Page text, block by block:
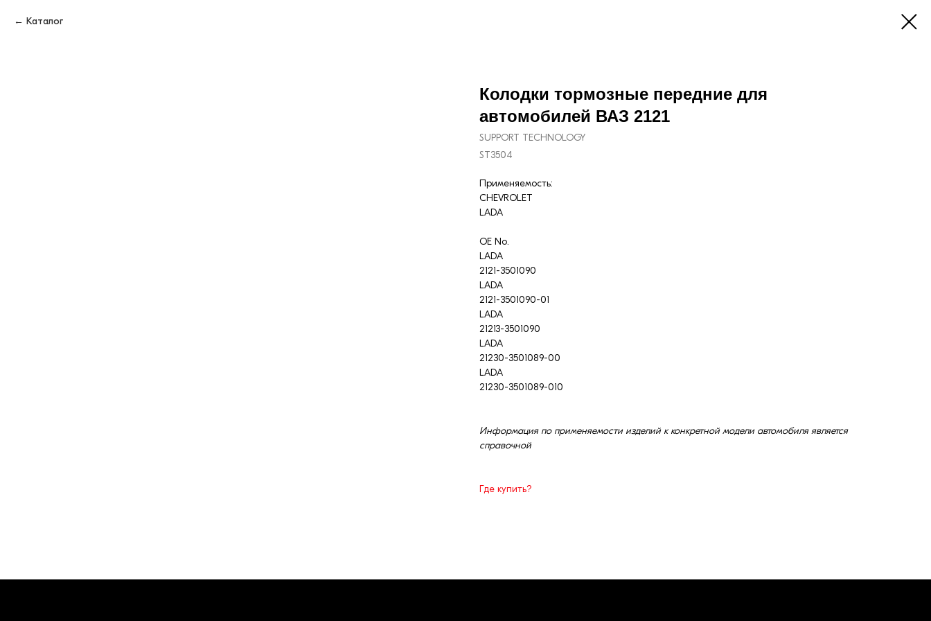
Каталог
Колодки тормозные передние для
автомобилей ВАЗ 2121
SUPPORT TECHNOLOGY
ST3504
Применяемость:
CHEVROLET
LADA
OE No.
LADA
2121-3501090
LADA
2121-3501090-01
LADA
21213-3501090
LADA
21230-3501089-00
LADA
21230-3501089-010
Информация по применяемости изделий к конкретной модели автомобиля является
справочной
Где купить?